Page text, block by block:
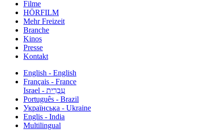
Filme
HÖRFILM
Mehr Freizeit
Branche
Kinos
Presse
Kontakt
English - English
Français - France
עִבְרִית - Israel
Português - Brazil
Українська - Ukraine
Englis - India
Multilingual